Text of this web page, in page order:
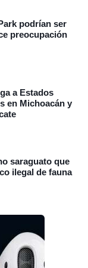
podrían ser
preocupación
a Estados
en Michoacán y
saraguato que
ilegal de fauna